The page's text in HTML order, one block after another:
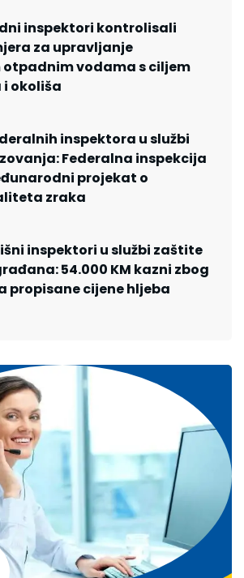
inspektori kontrolisali
za upravljanje
vodama s ciljem
okoliša
inspektora u službi
Federalna inspekcija
projekat o
zraka
inspektori u službi zaštite
54.000 KM kazni zbog
propisane cijene hljeba